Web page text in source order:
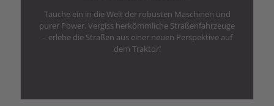
Tauche ein in die Welt der robusten Maschinen und
purer Power. Vergiss herkömmliche Straßenfahrzeuge
– erlebe die Straßen aus einer neuen Perspektive auf
dem Traktor!